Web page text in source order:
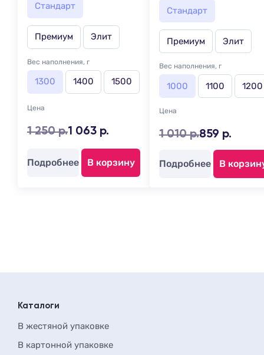
Стандарт
Премиум Элит
Вес наполнения, г
1300 1400 1500
Цена
1 250 р.1 063 р.
Подробнее В корзину
Стандарт
Премиум Элит
Вес наполнения, г
1000 1100 1200
Цена
1 010 р.859 р.
Подробнее В
Каталоги
В жестяной упаковке
В картонной упаковке